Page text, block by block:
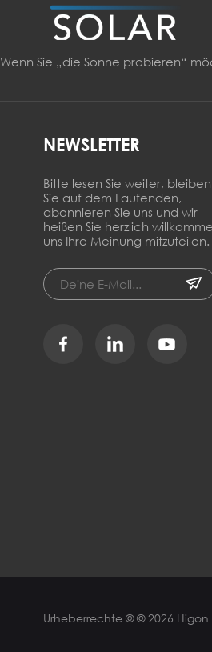
Wenn Sie „die Sonne probieren“
NEWSLETTER
Bitte lesen Sie weiter, bleiben
Sie auf dem Laufenden,
abonnieren Sie uns und wir
heißen Sie herzlich
uns Ihre Meinung mitzuteilen.
Urheberrechte © © 2026